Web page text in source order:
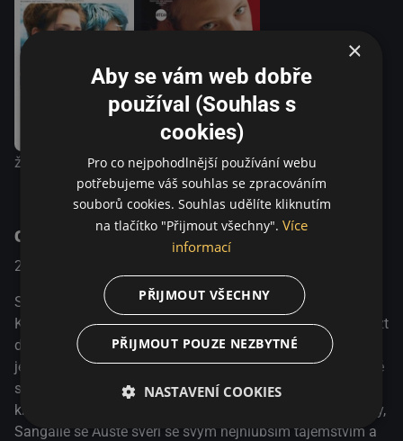
Život Adèle Blízko
O pořadu
2015
Sedmnáctiletou Sangaile fascinuje akrobatické létání.
Kvůli strachu z výšek se však nikdy neodvážila ani jen vlézt
do jedné z pilotních kabin. Na letní letecké show nedaleko
jezera, kde stojí prázdninová vila jejích rodičů, potká stejně
starou místní dívku Auste. Ta, na rozdíl od Sangaile, vede
kreativní a nevázaný život. Když se z dívek stanou milenky,
Sangaile se Auste svěří se svým nejhlubším tajemstvím a
×
Aby se vám web dobře
používal (Souhlas s
cookies)
Pro co nejpohodlnější používání webu
potřebujeme váš souhlas se zpracováním
souborů cookies. Souhlas udělíte kliknutím
na tlačítko "Přijmout všechny". Více
informací
PŘIJMOUT VŠECHNY
PŘIJMOUT POUZE NEZBYTNÉ
NASTAVENÍ COOKIES